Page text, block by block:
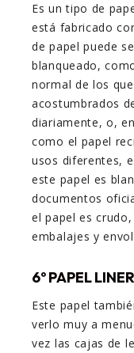
Es un tipo de
está fabricado
de papel puede
blanqueado,
normal de los
acostumbrados
diariamente, o,
como el papel
usos diferentes,
este papel es
documentos
el papel es
embalajes y
6º PAPEL LINER
Este papel
verlo muy a
vez las cajas de